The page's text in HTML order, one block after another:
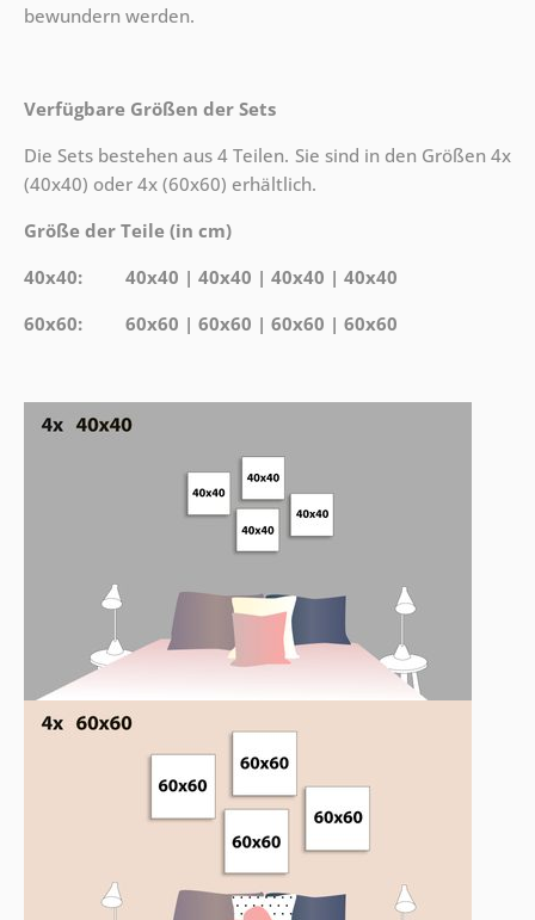
bewundern werden.
Verfügbare Größen der Sets
Die Sets bestehen aus 4 Teilen. Sie sind in den Größen 4x
(40x40) oder 4x (60x60) erhältlich.
Größe der Teile (in cm)
40x40: 40x40 | 40x40 | 40x40 | 40x40
60x60: 60x60 | 60x60 | 60x60 | 60x60